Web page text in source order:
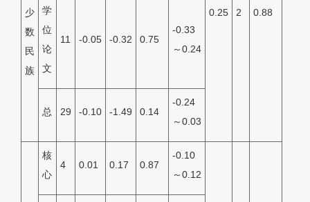
少
数
民
族
0.25 2 0.88
学
位
论
文
11 -0.05 -0.32 0.75
-0.33
～0.24
总 29 -0.10 -1.49 0.14
-0.24
～0.03
核
心
4 0.01 0.17 0.87
-0.10
～0.12